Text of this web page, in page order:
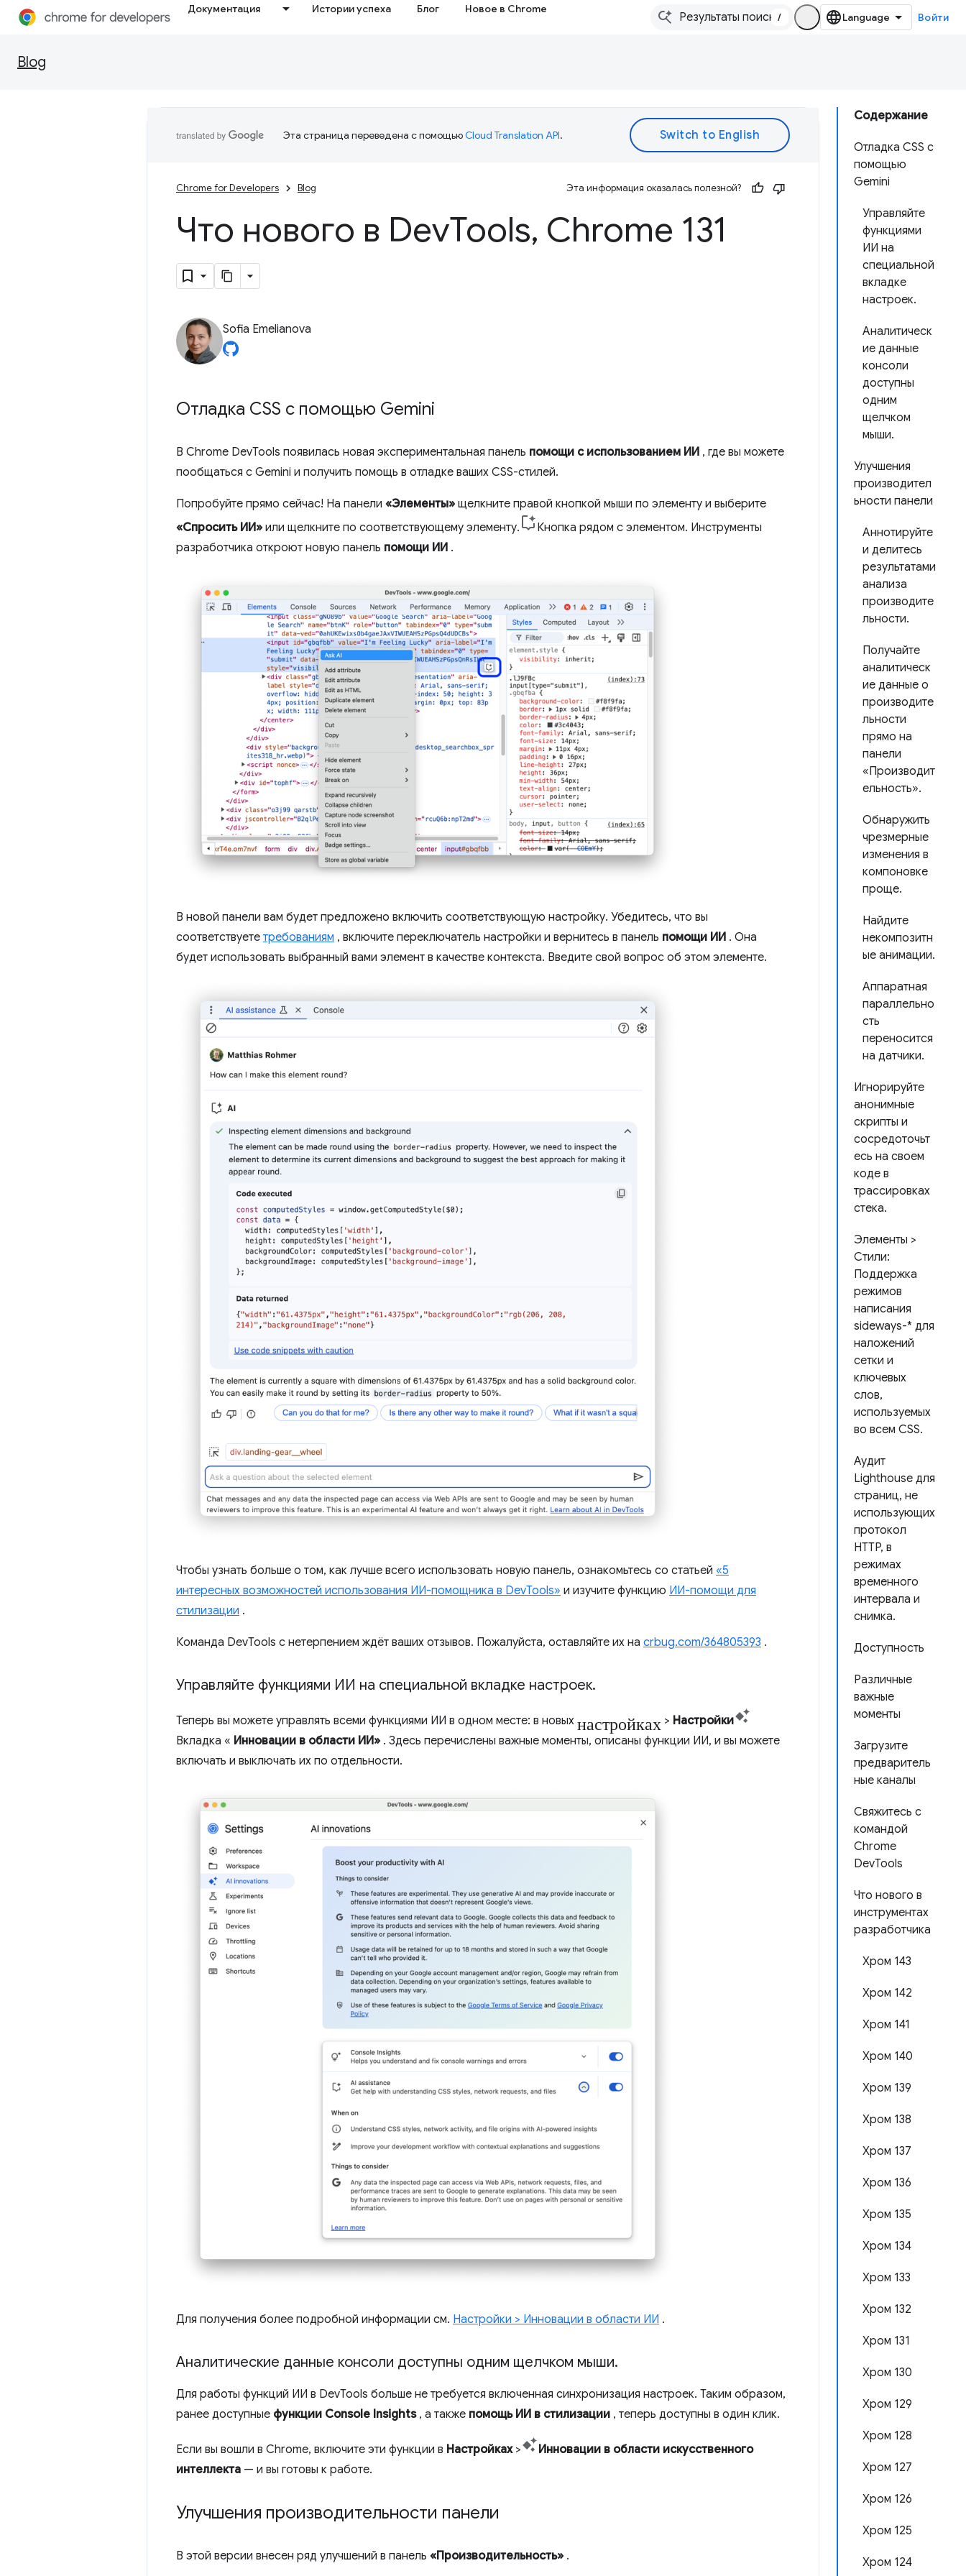
Документация Истории успеха Блог Новое в Chrome
/ Войти
Blog
Содержание
Отладка CSS с
помощью
Gemini
Управляйте
функциями
ИИ на
специальной
вкладке
настроек.
Аналитическ
ие данные
консоли
доступны
одним
щелчком
мыши.
Улучшения
производител
ьности панели
Аннотируйте
и делитесь
результатами
анализа
производите
льности.
Получайте
аналитическ
ие данные о
производите
льности
прямо на
панели
«Производит
ельность».
Обнаружить
чрезмерные
изменения в
компоновке
проще.
Найдите
некомпозитн
ые анимации.
Аппаратная
параллельно
сть
переносится
на датчики.
Игнорируйте
анонимные
скрипты и
сосредоточьт
есь на своем
коде в
трассировках
стека.
Элементы >
Стили:
Поддержка
режимов
написания
sideways-* для
наложений
сетки и
ключевых
слов,
используемых
во всем CSS.
Аудит
Lighthouse для
страниц, не
использующих
протокол
HTTP, в
режимах
временного
интервала и
снимка.
Доступность
Различные
важные
моменты
Загрузите
предваритель
ные каналы
Свяжитесь с
командой
Chrome
DevTools
Что нового в
инструментах
разработчика
Хром 143
Хром 142
Хром 141
Хром 140
Хром 139
Хром 138
Хром 137
Хром 136
Хром 135
Хром 134
Хром 133
Хром 132
Хром 131
Хром 130
Хром 129
Хром 128
Хром 127
Хром 126
Хром 125
Хром 124
Эта страница переведена с помощьюCloud Translation API.
Chrome for Developers Blog Эта информация оказалась полезной?
Что нового в DevTools, Chrome 131
Sofia Emelianova
Отладка CSS с помощью Gemini
В Chrome DevTools появилась новая экспериментальная панель помощи с использованием ИИ , где вы можете
пообщаться с Gemini и получить помощь в отладке ваших CSS-стилей.
Попробуйте прямо сейчас! На панели «Элементы» щелкните правой кнопкой мыши по элементу и выберите
«Спросить ИИ» или щелкните по соответствующему элементу.
Кнопка рядом с элементом. Инструменты
разработчика откроют новую панель помощи ИИ .
В новой панели вам будет предложено включить соответствующую настройку. Убедитесь, что вы
соответствуете требованиям , включите переключатель настройки и вернитесь в панель помощи ИИ . Она
будет использовать выбранный вами элемент в качестве контекста. Введите свой вопрос об этом элементе.
Чтобы узнать больше о том, как лучше всего использовать новую панель, ознакомьтесь со статьей «5
интересных возможностей использования ИИ-помощника в DevTools» и изучите функцию ИИ-помощи для
стилизации .
Команда DevTools с нетерпением ждёт ваших отзывов. Пожалуйста, оставляйте их на crbug.com/364805393 .
Управляйте функциями ИИ на специальной вкладке настроек.
Теперь вы можете управлять всеми функциями ИИ в одном месте: в новых настройках > Настройки
Вкладка « Инновации в области ИИ» . Здесь перечислены важные моменты, описаны функции ИИ, и вы можете
включать и выключать их по отдельности.
Для получения более подробной информации см. Настройки > Инновации в области ИИ .
Аналитические данные консоли доступны одним щелчком мыши.
Для работы функций ИИ в DevTools больше не требуется включенная синхронизация настроек. Таким образом,
ранее доступные функции Console Insights, а также помощь ИИ в стилизации , теперь доступны в один клик.
Если вы вошли в Chrome, включите эти функции в Настройках>
Инновации в области искусственного
интеллекта — и вы готовы к работе.
Улучшения производительности панели
В этой версии внесен ряд улучшений в панель «Производительность» .